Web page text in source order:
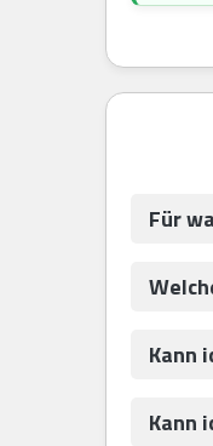
Für
Kann
Kann